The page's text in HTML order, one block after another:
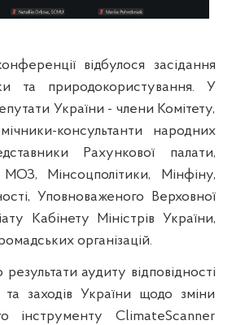
відбулося засідання
та природокористування. У
України - члени Комітету,
консультанти народних
Рахункової палати,
Мінсоцполітики, Мінфіну,
Уповноваженого Верховної
Кабінету Міністрів України,
організацій.
аудиту відповідності
заходів України щодо зміни
інструменту ClimateScanner